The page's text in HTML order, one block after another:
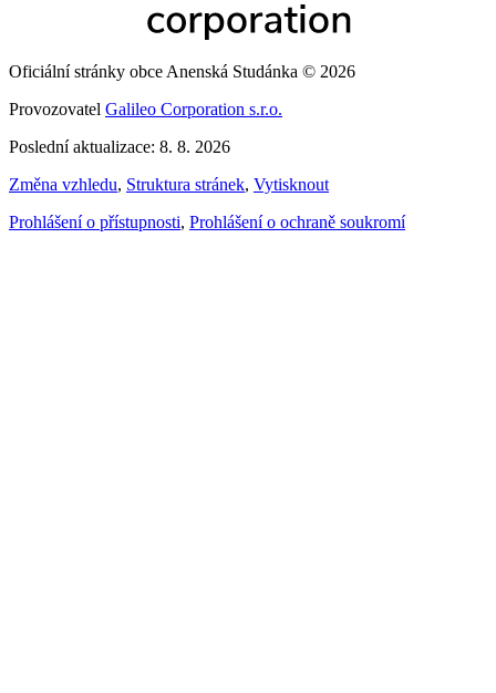
Oficiální stránky obce Anenská Studánka © 2026
Provozovatel Galileo Corporation s.r.o.
Poslední aktualizace: 8. 8. 2026
Změna vzhledu, Struktura stránek, Vytisknout
Prohlášení o přístupnosti, Prohlášení o ochraně soukromí